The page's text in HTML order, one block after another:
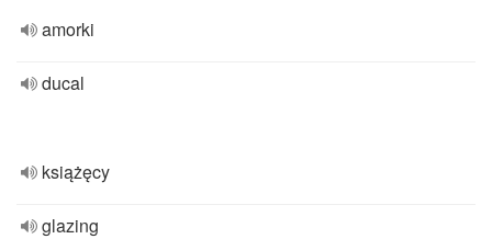
amorki
ducal
książęcy
glazing